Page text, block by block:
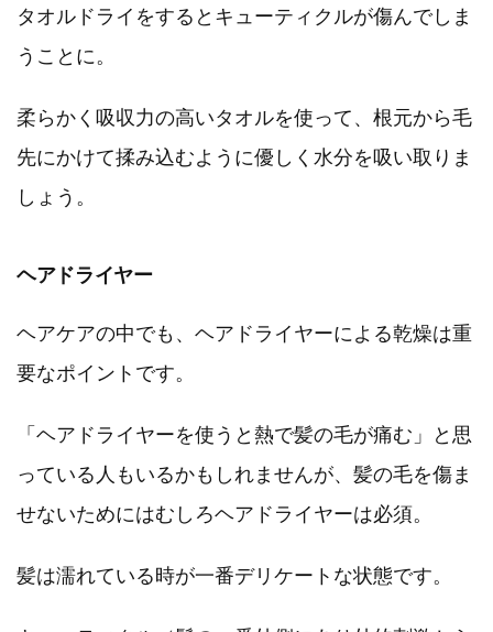
タオルドライをするとキューティクルが傷んでしま
うことに。
柔らかく吸収力の高いタオルを使って、根元から毛
先にかけて揉み込むように優しく水分を吸い取りま
しょう。
ヘアドライヤー
ヘアケアの中でも、ヘアドライヤーによる乾燥は重
要なポイントです。
「ヘアドライヤーを使うと熱で髪の毛が痛む」と思
っている人もいるかもしれませんが、髪の毛を傷ま
せないためにはむしろヘアドライヤーは必須。
髪は濡れている時が一番デリケートな状態です。